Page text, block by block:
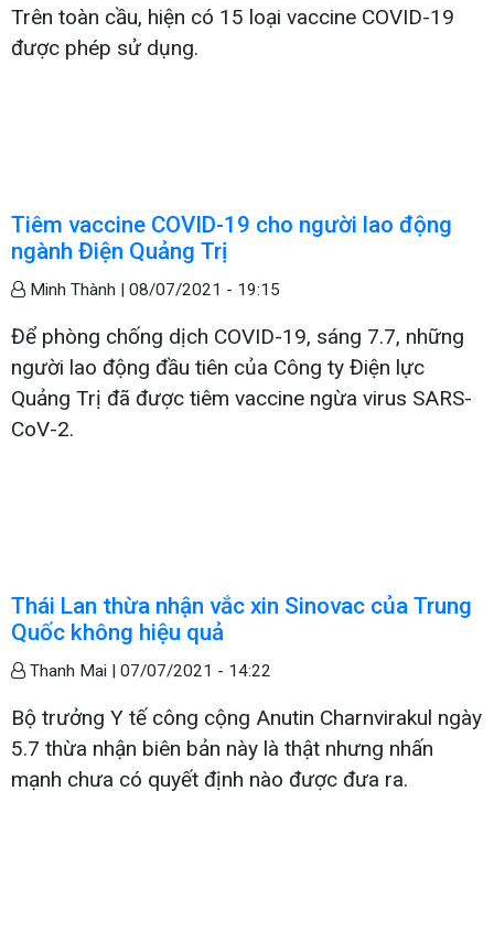
Trên toàn cầu, hiện có 15 loại vaccine COVID-19
được phép sử dụng.
Tiêm vaccine COVID-19 cho người lao động
ngành Điện Quảng Trị
Minh Thành | 08/07/2021 - 19:15
Để phòng chống dịch COVID-19, sáng 7.7, những
người lao động đầu tiên của Công ty Điện lực
Quảng Trị đã được tiêm vaccine ngừa virus SARS-
CoV-2.
Thái Lan thừa nhận vắc xin Sinovac của Trung
Quốc không hiệu quả
Thanh Mai | 07/07/2021 - 14:22
Bộ trưởng Y tế công cộng Anutin Charnvirakul ngày
5.7 thừa nhận biên bản này là thật nhưng nhấn
mạnh chưa có quyết định nào được đưa ra.